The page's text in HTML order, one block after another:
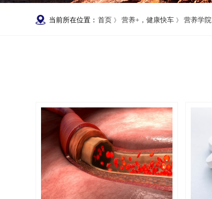
当前所在位置： 首页 》 营养+，健康快车 》 营养学院